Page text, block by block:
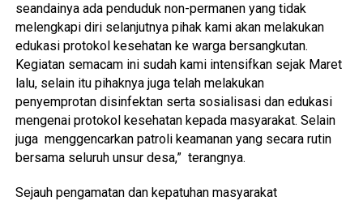
seandainya ada penduduk non-permanen yang tidak
melengkapi diri selanjutnya pihak kami akan melakukan
edukasi protokol kesehatan ke warga bersangkutan.
Kegiatan semacam ini sudah kami intensifkan sejak Maret
lalu, selain itu pihaknya juga telah melakukan
penyemprotan disinfektan serta sosialisasi dan edukasi
mengenai protokol kesehatan kepada masyarakat. Selain
juga menggencarkan patroli keamanan yang secara rutin
bersama seluruh unsur desa,” terangnya.
Sejauh pengamatan dan kepatuhan masyarakat